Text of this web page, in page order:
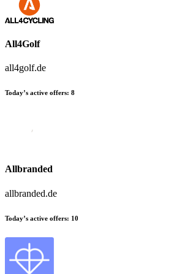
All4Golf
all4golf.de
Today’s active offers: 8
Allbranded
allbranded.de
Today’s active offers: 10